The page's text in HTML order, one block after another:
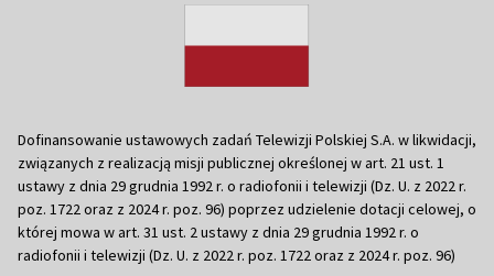
Dofinansowanie ustawowych zadań Telewizji Polskiej S.A. w likwidacji,
związanych z realizacją misji publicznej określonej w art. 21 ust. 1
ustawy z dnia 29 grudnia 1992 r. o radiofonii i telewizji (Dz. U. z 2022 r.
poz. 1722 oraz z 2024 r. poz. 96) poprzez udzielenie dotacji celowej, o
której mowa w art. 31 ust. 2 ustawy z dnia 29 grudnia 1992 r. o
radiofonii i telewizji (Dz. U. z 2022 r. poz. 1722 oraz z 2024 r. poz. 96)